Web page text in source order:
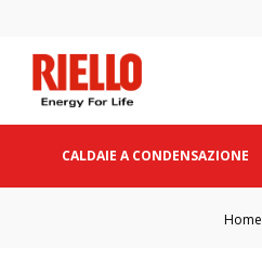
CALDAIE A CONDENSAZIONE
Home